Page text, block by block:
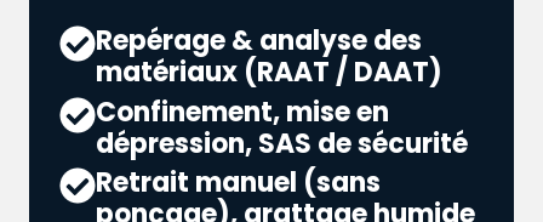
Repérage & analyse des
matériaux (RAAT / DAAT)
Confinement, mise en
dépression, SAS de sécurité
Retrait manuel (sans
ponçage), grattage humide